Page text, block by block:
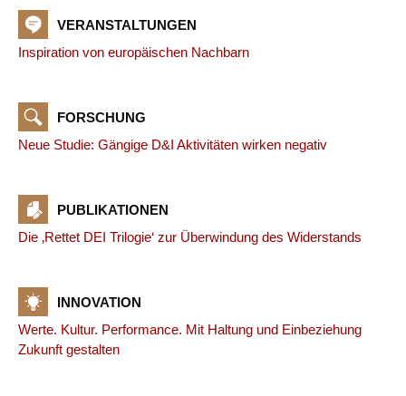
VERANSTALTUNGEN
Inspiration von europäischen Nachbarn
FORSCHUNG
Neue Studie: Gängige D&I Aktivitäten wirken negativ
PUBLIKATIONEN
Die ‚Rettet DEI Trilogie‘ zur Überwindung des Widerstands
INNOVATION
Werte. Kultur. Performance. Mit Haltung und Einbeziehung
Zukunft gestalten